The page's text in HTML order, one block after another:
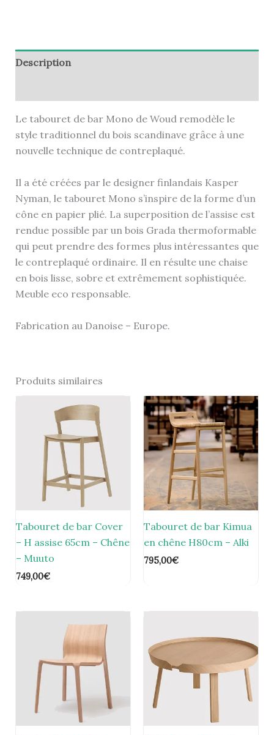
Description
Le tabouret de bar Mono de Woud remodèle le
style traditionnel du bois scandinave grâce à une
nouvelle technique de contreplaqué.
Il a été créées par le designer finlandais Kasper
Nyman, le tabouret Mono s’inspire de la forme d’un
cône en papier plié. La superposition de l’assise est
rendue possible par un bois Grada thermoformable
qui peut prendre des formes plus intéressantes que
le contreplaqué ordinaire. Il en résulte une chaise
en bois lisse, sobre et extrêmement sophistiquée.
Meuble eco responsable.
Fabrication au Danoise – Europe.
Produits similaires
Tabouret de bar Cover
– H assise 65cm – Chêne
– Muuto
749,00€
Tabouret de bar Kimua
en chêne H80cm – Alki
795,00€